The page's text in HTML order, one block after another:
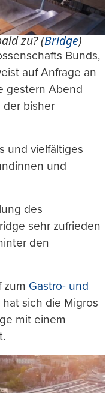
zu? (Bridge)
Bunds,
auf Anfrage an
gestern Abend
der bisher
und vielfältiges
und
des
sehr zufrieden
den
zum Gastro- und
sich die Migros
mit einem